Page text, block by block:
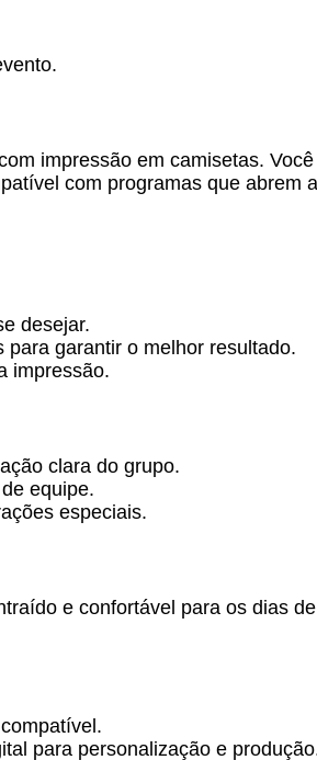
impressão em camisetas.
com programas que abrem
desejar.
garantir o melhor resultado.
impressão.
clara do grupo.
equipe.
especiais.
e confortável para os dias
para personalização e